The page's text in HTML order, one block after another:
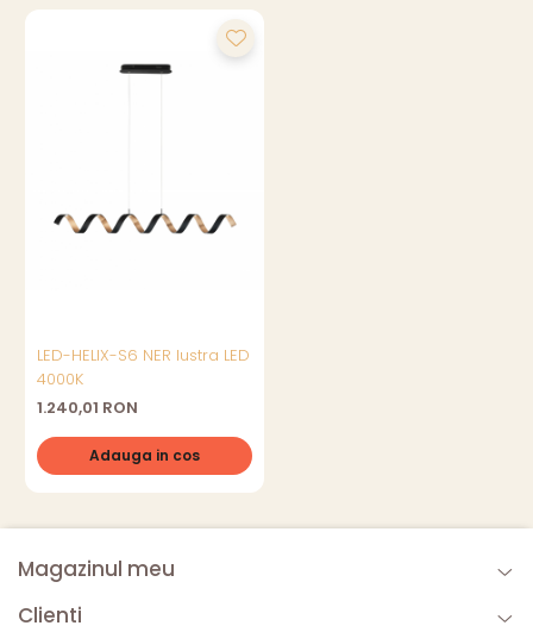
LED-HELIX-S6 NER lustra LED
4000K
1.240,01 RON
Adauga in cos
Magazinul meu
Clienti